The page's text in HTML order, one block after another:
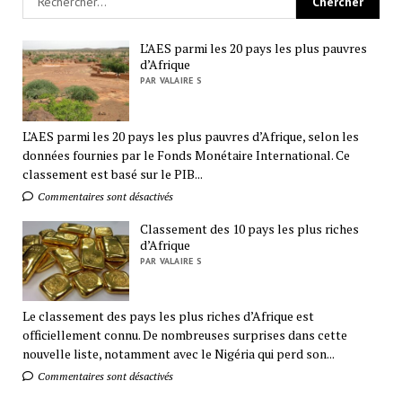
L’AES parmi les 20 pays les plus pauvres
d’Afrique
PAR VALAIRE S
L’AES parmi les 20 pays les plus pauvres d’Afrique, selon les
données fournies par le Fonds Monétaire International. Ce
classement est basé sur le PIB...
Commentaires sont désactivés
Classement des 10 pays les plus riches
d’Afrique
PAR VALAIRE S
Le classement des pays les plus riches d’Afrique est
officiellement connu. De nombreuses surprises dans cette
nouvelle liste, notamment avec le Nigéria qui perd son...
Commentaires sont désactivés